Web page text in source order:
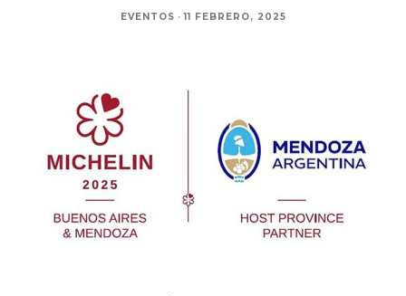
EVENTOS · 11 FEBRERO, 2025